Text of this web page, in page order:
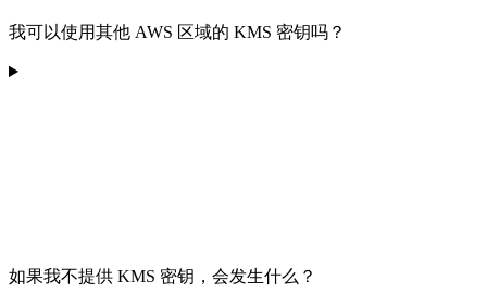
我可以使用其他 AWS 区域的 KMS 密钥吗？
如果我不提供 KMS 密钥，会发生什么？